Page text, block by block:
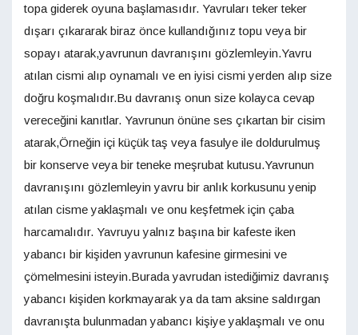
topa giderek oyuna başlamasıdır. Yavruları teker teker
dışarı çıkararak biraz önce kullandığınız topu veya bir
sopayı atarak,yavrunun davranışını gözlemleyin.Yavru
atılan cismi alıp oynamalı ve en iyisi cismi yerden alıp size
doğru koşmalıdır.Bu davranış onun size kolayca cevap
vereceğini kanıtlar. Yavrunun önüne ses çıkartan bir cisim
atarak,Örneğin içi küçük taş veya fasulye ile doldurulmuş
bir konserve veya bir teneke meşrubat kutusu.Yavrunun
davranışını gözlemleyin yavru bir anlık korkusunu yenip
atılan cisme yaklaşmalı ve onu keşfetmek için çaba
harcamalıdır. Yavruyu yalnız başına bir kafeste iken
yabancı bir kişiden yavrunun kafesine girmesini ve
çömelmesini isteyin.Burada yavrudan istediğimiz davranış
yabancı kişiden korkmayarak ya da tam aksine saldırgan
davranışta bulunmadan yabancı kişiye yaklaşmalı ve onu